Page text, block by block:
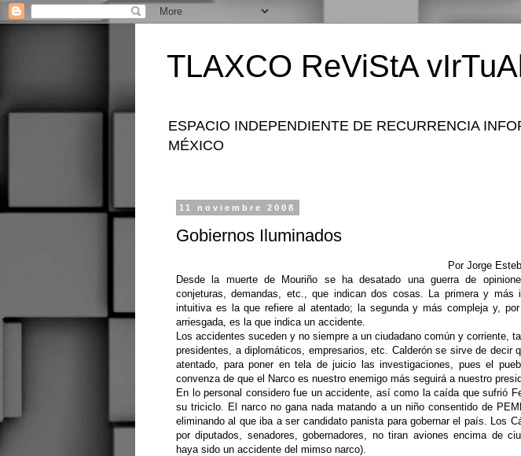
TLAXCO ReViStA
ESPACIO INDEPENDIENTE DE RECURRENCIA
MÉXICO
11 noviembre 2008
Gobiernos Iluminados
Por Jorge
Desde la muerte de Mouriño se ha desatado una guerra de
conjeturas, demandas, etc., que indican dos cosas. La primera y más
intuitiva es la que refiere al atentado; la segunda y más compleja y,
arriesgada, es la que indica un accidente.
Los accidentes suceden y no siempre a un ciudadano común y corriente,
presidentes, a diplomáticos, empresarios, etc. Calderón se sirve de decir
atentado, para poner en tela de juicio las investigaciones, pues el
convenza de que el Narco es nuestro enemigo más seguirá a nuestro
En lo personal considero fue un accidente, así como la caída que sufrió
su triciclo. El narco no gana nada matando a un niño consentido de
eliminando al que iba a ser candidato panista para gobernar el país. Los
por diputados, senadores, gobernadores, no tiran aviones encima de
haya sido un accidente del mimso narco).